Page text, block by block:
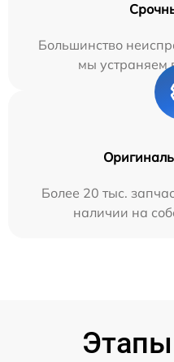
Большинство
мы устраняем
Более 20 тыс.
наличии на